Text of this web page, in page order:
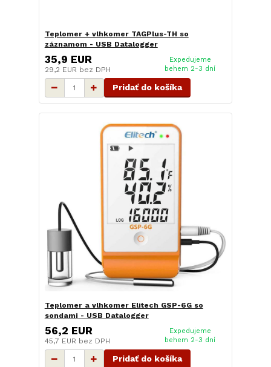
Teplomer + vlhkomer TAGPlus-TH so
záznamom - USB Datalogger
35,9 EUR
29,2 EUR bez DPH
Expedujeme
behem 2-3 dní
Pridať do košíka
Teplomer a vlhkomer Elitech GSP-6G so
sondami - USB Datalogger
56,2 EUR
45,7 EUR bez DPH
Expedujeme
behem 2-3 dní
Pridať do košíka